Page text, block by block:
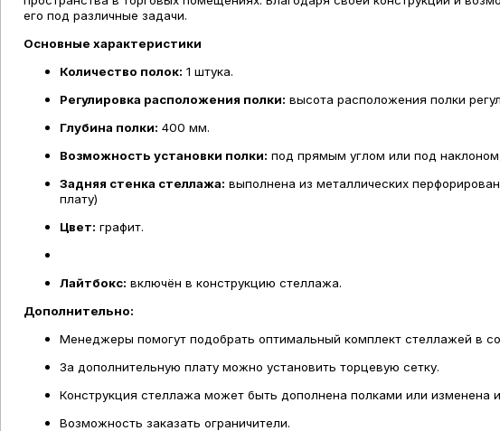
его под различные задачи.
Основные характеристики
Количество полок: 1 штука.
Регулировка расположения полки: высота расположения полки
Глубина полки: 400 мм.
Возможность установки полки: под прямым углом или под
Задняя стенка стеллажа: выполнена из металлических
плату)
Цвет: графит.
Лайтбокс: включён в конструкцию стеллажа.
Дополнительно:
Менеджеры помогут подобрать оптимальный комплект стеллажей в
За дополнительную плату можно установить торцевую сетку.
Конструкция стеллажа может быть дополнена полками или изменена
Возможность заказать ограничители.